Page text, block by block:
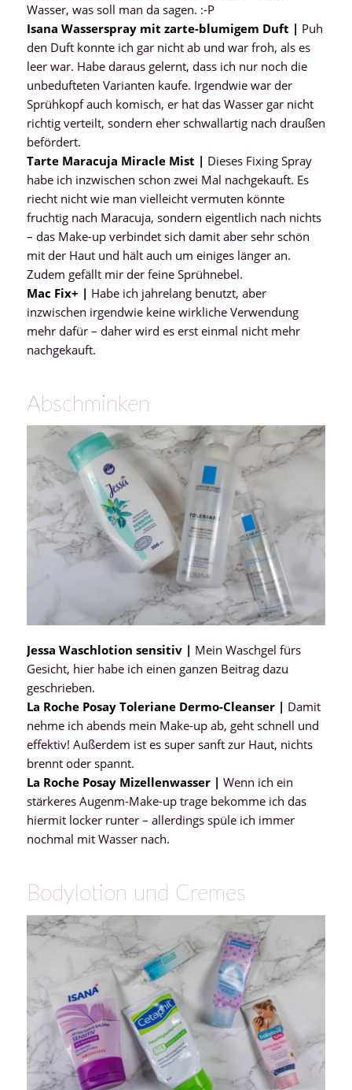
Wasser, was soll man da sagen. :-P
Isana Wasserspray mit zarte-blumigem Duft | Puh
den Duft konnte ich gar nicht ab und war froh, als es
leer war. Habe daraus gelernt, dass ich nur noch die
unbedufteten Varianten kaufe. Irgendwie war der
Sprühkopf auch komisch, er hat das Wasser gar nicht
richtig verteilt, sondern eher schwallartig nach draußen
befördert.
Tarte Maracuja Miracle Mist | Dieses Fixing Spray
habe ich inzwischen schon zwei Mal nachgekauft. Es
riecht nicht wie man vielleicht vermuten könnte
fruchtig nach Maracuja, sondern eigentlich nach nichts
– das Make-up verbindet sich damit aber sehr schön
mit der Haut und hält auch um einiges länger an.
Zudem gefällt mir der feine Sprühnebel.
Mac Fix+ | Habe ich jahrelang benutzt, aber
inzwischen irgendwie keine wirkliche Verwendung
mehr dafür – daher wird es erst einmal nicht mehr
nachgekauft.
Abschminken
Jessa Waschlotion sensitiv | Mein Waschgel fürs
Gesicht, hier habe ich einen ganzen Beitrag dazu
geschrieben.
La Roche Posay Toleriane Dermo-Cleanser | Damit
nehme ich abends mein Make-up ab, geht schnell und
effektiv! Außerdem ist es super sanft zur Haut, nichts
brennt oder spannt.
La Roche Posay Mizellenwasser | Wenn ich ein
stärkeres Augenm-Make-up trage bekomme ich das
hiermit locker runter – allerdings spüle ich immer
nochmal mit Wasser nach.
Bodylotion und Cremes